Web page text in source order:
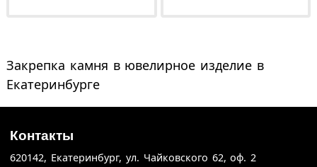
Закрепка камня в ювелирное изделие в
Екатеринбурге
Контакты
620142, Екатеринбург,ул. Чайковского 62,оф. 2